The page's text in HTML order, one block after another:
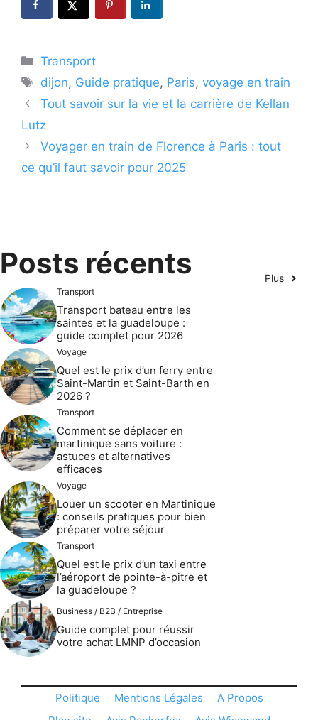
Catégories
Transport
Étiquettes
dijon, Guide pratique, Paris,voyage en train
Tout savoir sur la vie et la carrière de Kellan
Lutz
Voyager en train de Florence à Paris : tout
ce qu’il faut savoir pour 2025
Posts récents Plus
Transport
Transport bateau entre les
saintes et la guadeloupe :
guide complet pour 2026
Voyage
Quel est le prix d’un ferry entre
Saint-Martin et Saint-Barth en
2026 ?
Transport
Comment se déplacer en
martinique sans voiture :
astuces et alternatives
efficaces
Voyage
Louer un scooter en Martinique
: conseils pratiques pour bien
préparer votre séjour
Transport
Quel est le prix d’un taxi entre
l’aéroport de pointe-à-pitre et
la guadeloupe ?
Business / B2B / Entreprise
Guide complet pour réussir
votre achat LMNP d’occasion
Politique Mentions Légales
A Propos